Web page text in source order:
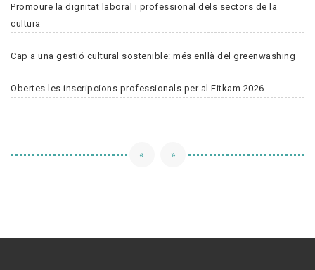
Promoure la dignitat laboral i professional dels sectors de la
cultura
Cap a una gestió cultural sostenible: més enllà del greenwashing
Obertes les inscripcions professionals per al Fitkam 2026
« »